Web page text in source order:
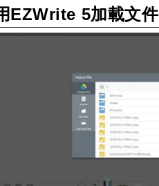
EZWrite 5加載文件